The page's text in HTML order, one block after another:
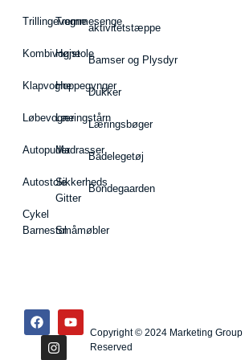
Trillingevogne
Kombivogne
Klapvogne
Løbevogne
Autopuder
Autostole
Cykel
Barnestol
Tremmesenge
Højstole
Hoppegynger
Læringstårn
Madrasser
Sikkerheds
Gitter
Småmøbler
aktivitetstæppe
Bamser og Plysdyr
Dukker
Læringsbøger
Badelegetøj
Bondegaarden
Copyright © 2024 Marketing
Reserved